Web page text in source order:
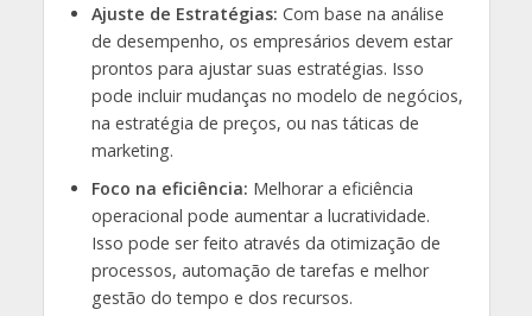
Ajuste de Estratégias: Com base na análise
de desempenho, os empresários devem estar
prontos para ajustar suas estratégias. Isso
pode incluir mudanças no modelo de negócios,
na estratégia de preços, ou nas táticas de
marketing.
Foco na eficiência: Melhorar a eficiência
operacional pode aumentar a lucratividade.
Isso pode ser feito através da otimização de
processos, automação de tarefas e melhor
gestão do tempo e dos recursos.